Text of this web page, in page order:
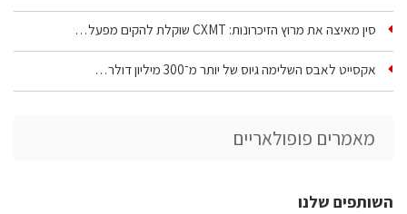
סין מאיצה את מרוץ הזיכרונות: CXMT שוקלת להקים מפעל…
אקסייט לאבס השלימה גיוס של יותר מ־300 מיליון דולר…
מאמרים פופולאריים
השותפים שלנו